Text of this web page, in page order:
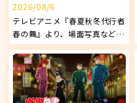
2026/08/6
テレビアニメ『春夏秋冬代行者
春の舞』より、場面写真などを
使用したオリジナルグッズが発
売決定！